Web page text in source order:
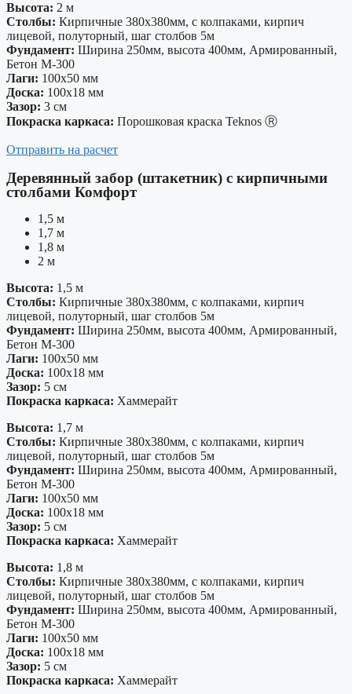
Высота: 2 м
Столбы: Кирпичные 380х380мм, с колпаками, кирпич
лицевой, полуторный, шаг столбов 5м
Фундамент: Ширина 250мм, высота 400мм, Армированный,
Бетон М-300
Лаги: 100х50 мм
Доска: 100х18 мм
Зазор: 3 см
Покраска каркаса: Порошковая краска Teknos Ⓡ
Отправить на расчет
Деревянный забор (штакетник) с кирпичными
столбами Комфорт
1,5 м
1,7 м
1,8 м
2 м
Высота: 1,5 м
Столбы: Кирпичные 380х380мм, с колпаками, кирпич
лицевой, полуторный, шаг столбов 5м
Фундамент: Ширина 250мм, высота 400мм, Армированный,
Бетон М-300
Лаги: 100х50 мм
Доска: 100х18 мм
Зазор: 5 см
Покраска каркаса: Хаммерайт
Высота: 1,7 м
Столбы: Кирпичные 380х380мм, с колпаками, кирпич
лицевой, полуторный, шаг столбов 5м
Фундамент: Ширина 250мм, высота 400мм, Армированный,
Бетон М-300
Лаги: 100х50 мм
Доска: 100х18 мм
Зазор: 5 см
Покраска каркаса: Хаммерайт
Высота: 1,8 м
Столбы: Кирпичные 380х380мм, с колпаками, кирпич
лицевой, полуторный, шаг столбов 5м
Фундамент: Ширина 250мм, высота 400мм, Армированный,
Бетон М-300
Лаги: 100х50 мм
Доска: 100х18 мм
Зазор: 5 см
Покраска каркаса: Хаммерайт